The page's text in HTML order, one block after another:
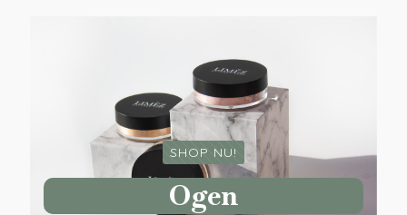
SHOP NU!
Ogen